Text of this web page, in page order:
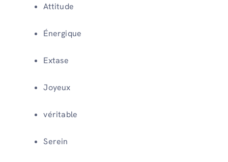
Attitude
Énergique
Extase
Joyeux
véritable
Serein